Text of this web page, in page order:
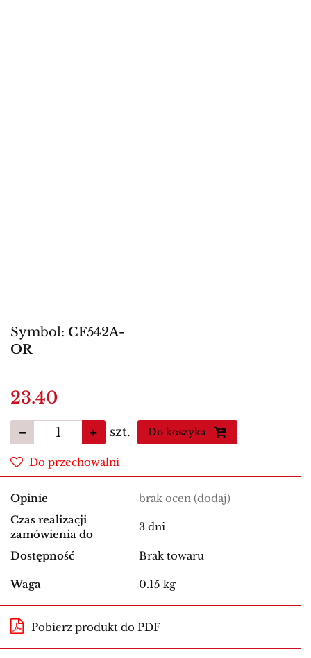
Symbol: CF542A-
OR
23.40
szt. Do koszyka
Do przechowalni
Opinie brak ocen (dodaj)
Czas realizacji
zamówienia do
3 dni
Dostępność Brak towaru
Waga 0.15 kg
Pobierz produkt do PDF